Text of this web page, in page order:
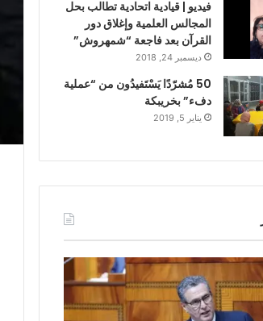
فيديو | قيادية اتحادية تطالب بحل
المجالس العلمية وإغلاق دور
القرآن بعد فاجعة “شمهروش”
ديسمبر 24, 2018
50 مُشرّدًا يَسْتَفيدُون من “عملية
دفء” بخريبكة
يناير 5, 2019